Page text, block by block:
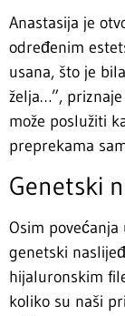
Anastasija je
određenim
usana, što je
želja…”,
može poslužiti
preprekama
Genetski
Osim
genetski
hijaluronskim
koliko su naši